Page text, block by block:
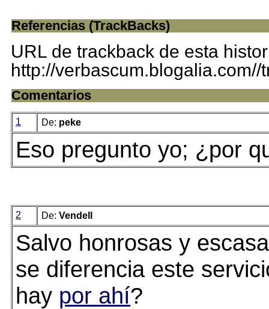
Referencias (TrackBacks)
URL de trackback de esta
http://verbascum.blogalia.com//
Comentarios
1 De: peke
Eso pregunto yo; ¿por
2 De: Vendell
Salvo honrosas y
se diferencia este
hay por ahí?